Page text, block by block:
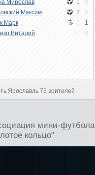
Мирослав 1 0
Максим 2 0
Марк 0 1
Виталий 0 0
Ярославль 75 зрителей
мини-футбола
кольцо"